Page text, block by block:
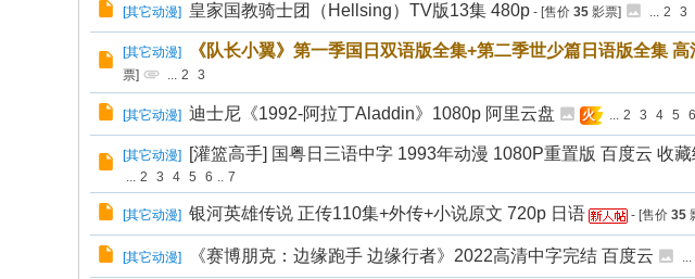
[其它动漫] 皇家国教骑士团（Hellsing）TV版13集 480p - [售价 35 影票] ... 2 3
[其它动漫] 《队长小翼》第一季国日双语版全集+第二季世少篇日语版全集
票]
2 3
[其它动漫] 迪士尼《1992-阿拉丁Aladdin》1080p 阿里云盘 火 ... 2 3 4 5 6
[其它动漫] [灌篮高手] 国粤日三语中字 1993年动漫 1080P重置版 百度云 收藏
... 2 3 4 5 6 .. 7
[其它动漫] 银河英雄传说 正传110集+外传+小说原文 720p 日语 - [售价 35
[其它动漫] 《赛博朋克：边缘跑手 边缘行者》2022高清中字完结 百度云 ...